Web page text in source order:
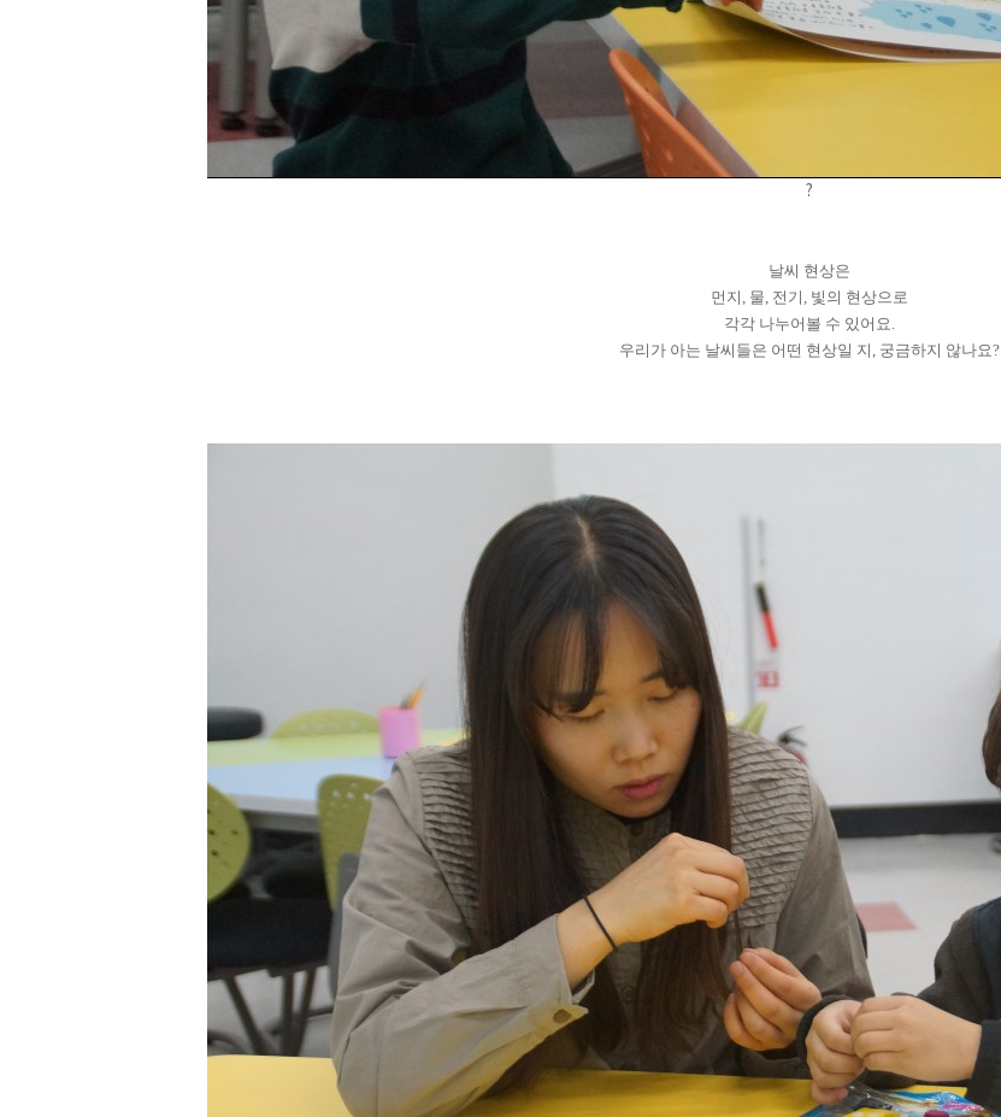
?
날씨 현상은
먼지, 물, 전기, 빛의 현상으로
각각 나누어볼 수 있어요.
우리가 아는 날씨들은 어떤 현상일 지, 궁금하지 않나요?